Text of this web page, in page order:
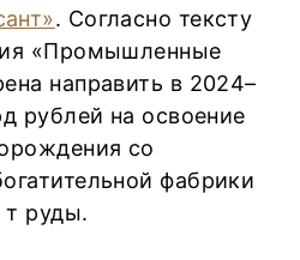
. Согласно тексту
«Промышленные
направить в 2024–
рублей на освоение
со
фабрики
руды.